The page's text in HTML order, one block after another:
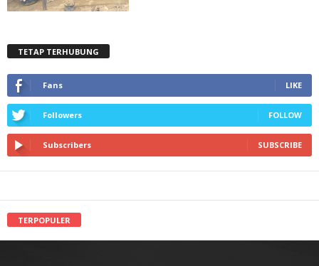
TETAP TERHUBUNG
Fans LIKE
Followers FOLLOW
Subscribers SUBSCRIBE
TERPOPULER